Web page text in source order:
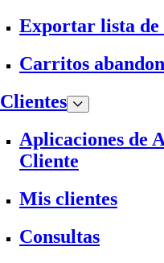
Exportar lista de
Carritos
Clientes
Aplicaciones de
Cliente
Mis clientes
Consultas